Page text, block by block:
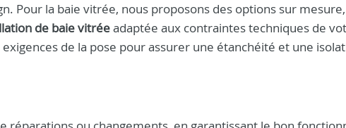
Pour la baie vitrée, nous proposons des options sur
de baie vitréeadaptée aux contraintes techniques de
de la pose pour assurer une étanchéité et une